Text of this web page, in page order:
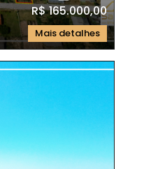
R$ 165.000,00
Mais detalhes